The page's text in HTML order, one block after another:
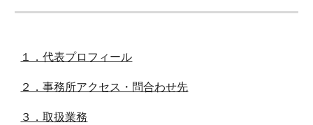
１．代表プロフィール
２．事務所アクセス・問合わせ先
３．取扱業務